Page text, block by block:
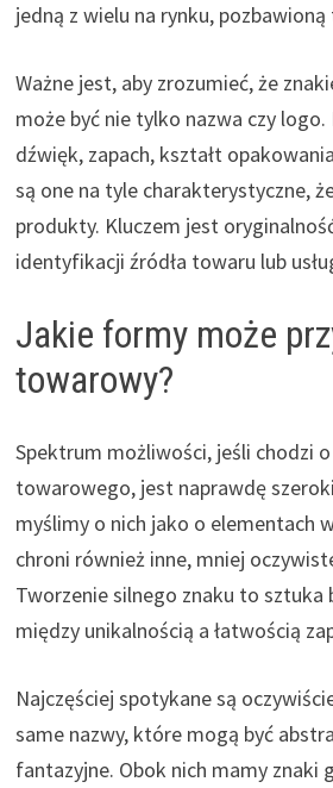
jedną z wielu na rynku,
Ważne jest, aby zrozumieć, że
może być nie tylko nazwa czy
dźwięk, zapach, kształt
są one na tyle charakterystyczne,
produkty. Kluczem jest
identyfikacji źródła towaru lub
Jakie formy może
towarowy?
Spektrum możliwości, jeśli chodzi
towarowego, jest naprawdę
myślimy o nich jako o elementach
chroni również inne, mniej
Tworzenie silnego znaku to sztuka
między unikalnością a łatwością
Najczęściej spotykane są
same nazwy, które mogą być
fantazyjne. Obok nich mamy znaki